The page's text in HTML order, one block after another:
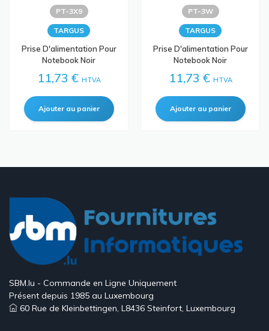
PT-3X9
TARGUS
Prise D'alimentation Pour
Notebook Noir
11,73 € HTVA
PT-3W
TARGUS
Prise D'alimentation Pour
Notebook Noir
11,73 € HTVA
SBM.lu - Commande en Ligne Uniquement
Présent depuis 1985 au Luxembourg
60 Rue de Kleinbettingen, L8436 Steinfort, Luxembourg